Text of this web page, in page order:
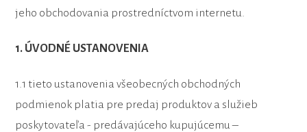
jeho obchodovania prostredníctvom internetu.
1. ÚVODNÉ USTANOVENIA
1.1 tieto ustanovenia všeobecných obchodných
podmienok platia pre predaj produktov a služieb
poskytovateľa - predávajúceho kupujúcemu –